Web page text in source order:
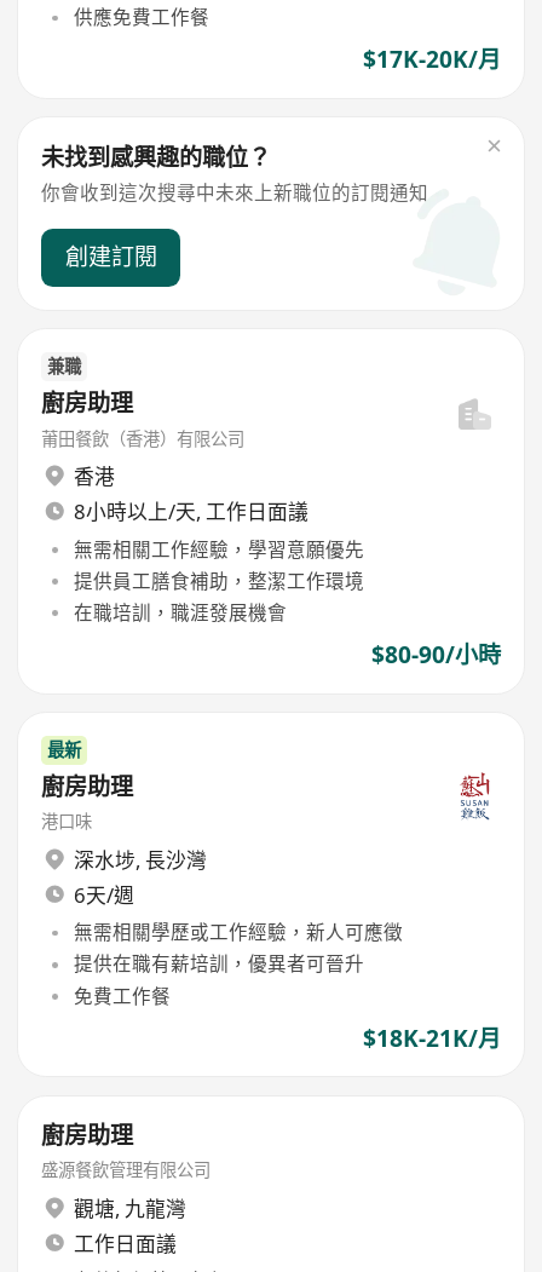
供應免費工作餐
$17K-20K/月
未找到感興趣的職位？
你會收到這次搜尋中未來上新職位的訂閱通知
創建訂閱
兼職
廚房助理
莆田餐飲（香港）有限公司
香港
8小時以上/天, 工作日面議
無需相關工作經驗，學習意願優先
提供員工膳食補助，整潔工作環境
在職培訓，職涯發展機會
$80-90/小時
最新
廚房助理
港口味
深水埗, 長沙灣
6天/週
無需相關學歷或工作經驗，新人可應徵
提供在職有薪培訓，優異者可晉升
免費工作餐
$18K-21K/月
廚房助理
盛源餐飲管理有限公司
觀塘, 九龍灣
工作日面議